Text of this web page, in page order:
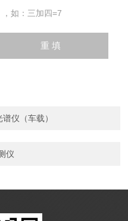
如：三加四=7
仪（车载）
仪